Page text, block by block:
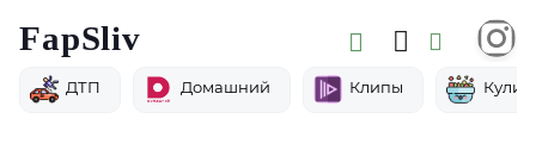
FapSliv
ДТП Домашний Клипы